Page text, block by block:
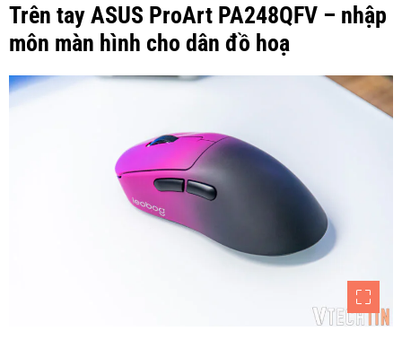
Trên tay ASUS ProArt PA248QFV – nhập
môn màn hình cho dân đồ hoạ